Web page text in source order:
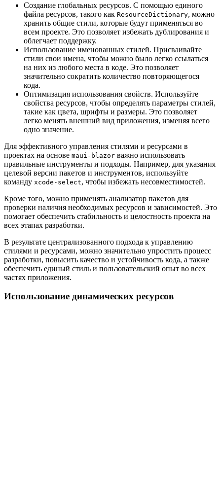
Создание глобальных ресурсов. С помощью единого
файла ресурсов, такого как ResourceDictionary, можно
хранить общие стили, которые будут применяться во
всем проекте. Это позволяет избежать дублирования и
облегчает поддержку.
Использование именованных стилей. Присваивайте
стили свои имена, чтобы можно было легко ссылаться
на них из любого места в коде. Это позволяет
значительно сократить количество повторяющегося
кода.
Оптимизация использования свойств. Используйте
свойства ресурсов, чтобы определять параметры стилей,
такие как цвета, шрифты и размеры. Это позволяет
легко менять внешний вид приложения, изменяя всего
одно значение.
Для эффективного управления стилями и ресурсами в
проектах на основе maui-blazor важно использовать
правильные инструменты и подходы. Например, для указания
целевой версии пакетов и инструментов, используйте
команду xcode-select, чтобы избежать несовместимостей.
Кроме того, можно применять анализатор пакетов для
проверки наличия необходимых ресурсов и зависимостей. Это
помогает обеспечить стабильность и целостность проекта на
всех этапах разработки.
В результате централизованного подхода к управлению
стилями и ресурсами, можно значительно упростить процесс
разработки, повысить качество и устойчивость кода, а также
обеспечить единый стиль и пользовательский опыт во всех
частях приложения.
Использование динамических ресурсов